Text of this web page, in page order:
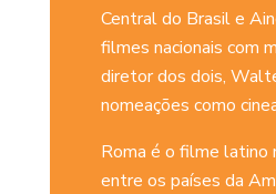
Central do Brasil e
filmes nacionais com
diretor dos dois,
nomeações como
Roma é o filme latino
entre os países da